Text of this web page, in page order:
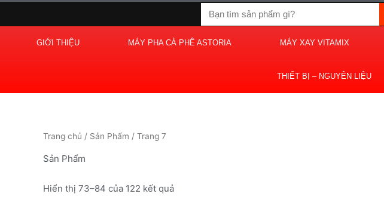
Tìm
kiếm
GIỚI THIỆU MÁY PHA CÀ PHÊ ASTORIA MÁY XAY VITAMIX
THIẾT BỊ – NGUYÊN LIỆU
Trang chủ / Sản Phẩm / Trang 7
Sản Phẩm
Hiển thị 73–84 của 122 kết quả